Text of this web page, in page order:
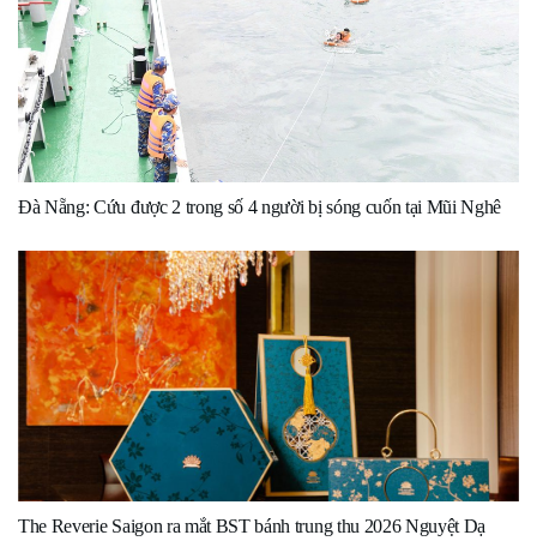
Đà Nẵng: Cứu được 2 trong số 4 người bị sóng cuốn tại Mũi Nghê
The Reverie Saigon ra mắt BST bánh trung thu 2026 Nguyệt Dạ